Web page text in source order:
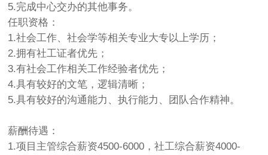
5.完成中心交办的其他事务。
任职资格：
1.社会工作、社会学等相关专业大专以上学历；
2.拥有社工证者优先；
3.有社会工作相关工作经验者优先；
4.具有较好的文笔，逻辑清晰；
5.具有较好的沟通能力、执行能力、团队合作精神。
薪酬待遇：
1.项目主管综合薪资4500-6000，社工综合薪资4000-